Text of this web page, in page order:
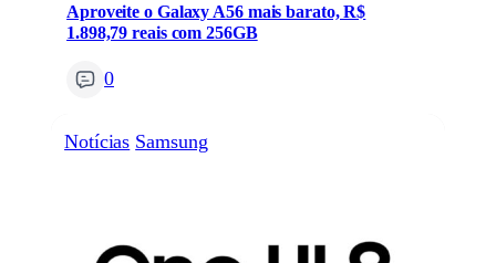
Aproveite o Galaxy A56 mais barato, R$
1.898,79 reais com 256GB
0
Notícias Samsung